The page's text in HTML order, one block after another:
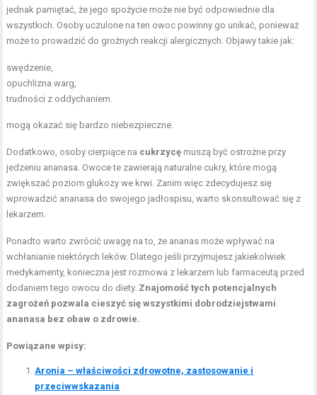
jednak pamiętać, że jego spożycie może nie być odpowiednie dla
wszystkich. Osoby uczulone na ten owoc powinny go unikać, ponieważ
może to prowadzić do groźnych reakcji alergicznych. Objawy takie jak:
swędzenie,
opuchlizna warg,
trudności z oddychaniem.
mogą okazać się bardzo niebezpieczne.
Dodatkowo, osoby cierpiące na cukrzycę muszą być ostrożne przy
jedzeniu ananasa. Owoce te zawierają naturalne cukry, które mogą
zwiększać poziom glukozy we krwi. Zanim więc zdecydujesz się
wprowadzić ananasa do swojego jadłospisu, warto skonsultować się z
lekarzem.
Ponadto warto zwrócić uwagę na to, że ananas może wpływać na
wchłanianie niektórych leków. Dlatego jeśli przyjmujesz jakiekolwiek
medykamenty, konieczna jest rozmowa z lekarzem lub farmaceutą przed
dodaniem tego owocu do diety. Znajomość tych potencjalnych
zagrożeń pozwala cieszyć się wszystkimi dobrodziejstwami
ananasa bez obaw o zdrowie.
Powiązane wpisy:
Aronia – właściwości zdrowotne, zastosowanie i
przeciwwskazania